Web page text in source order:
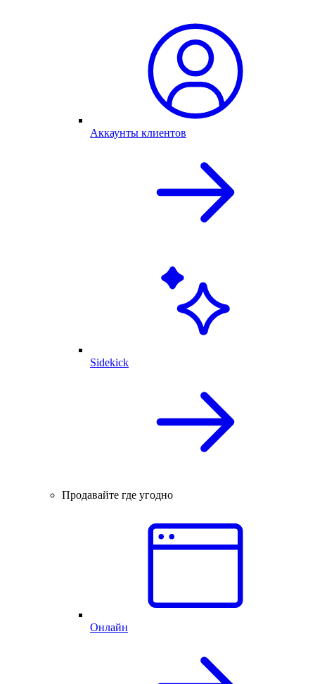
Аккаунты клиентов
Sidekick
Продавайте где угодно
Онлайн